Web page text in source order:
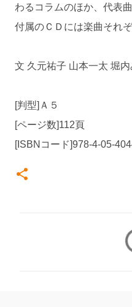
わるコラムのほか、代表
付属のＣＤには楽曲それ
文 久元祐子 山本一太 堀内
[判型]Ａ５
[ページ数]112頁
[ISBNコード]978-4-05-